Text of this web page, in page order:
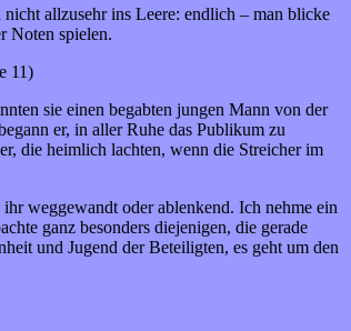
allzusehr ins Leere: endlich – man blicke
Noten spielen.
11)
sie einen begabten jungen Mann von der
er, in aller Ruhe das Publikum zu
die heimlich lachten, wenn die Streicher im
weggewandt oder ablenkend. Ich nehme ein
ganz besonders diejenigen, die gerade
und Jugend der Beteiligten, es geht um den